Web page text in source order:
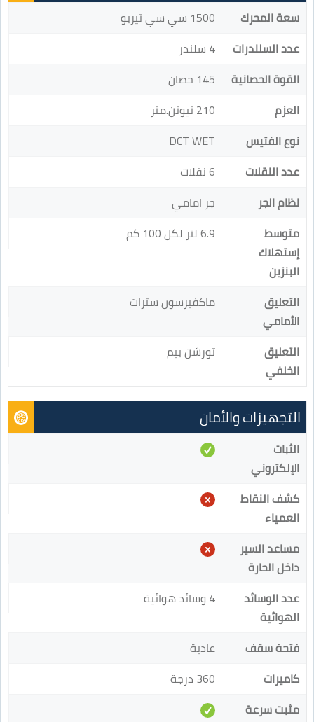
سعة المحرك
1500 سي سي تيربو
عدد السلندرات
4 سلندر
القوة الحصانية
145 حصان
العزم
210 نيوتن.متر
نوع الفتيس
DCT WET
عدد النقلات
6 نقلات
نظام الجر
جر امامي
متوسط
إستهلاك
البنزين
6.9 لتر لكل 100 كم
التعليق
الأمامي
ماكفيرسون سترات
التعليق
الخلفي
تورشن بيم
التجهيزات والأمان
الثبات
الإلكتروني
كشف النقاط
العمياء
مساعد السير
داخل الحارة
عدد الوسائد
الهوائية
4 وسائد هوائية
فتحة سقف
عادية
كاميرات
360 درجة
مثبت سرعة